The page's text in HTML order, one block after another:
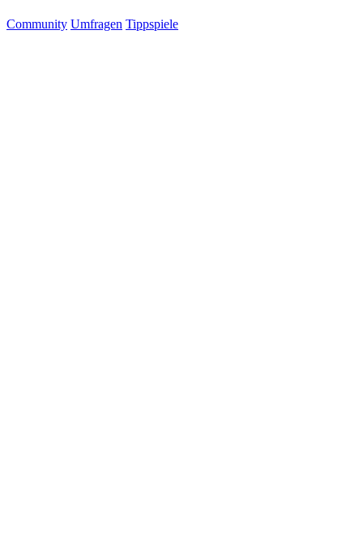
Community Umfragen Tippspiele